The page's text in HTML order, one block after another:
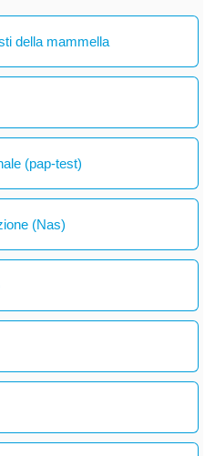
della mammella
(pap-test)
(Nas)